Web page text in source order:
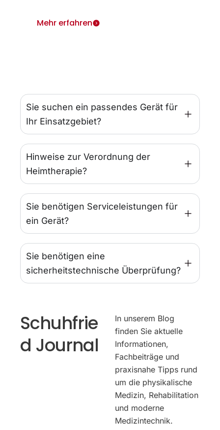
Sie suchen ein passendes Gerät für
Ihr Einsatzgebiet?
Hinweise zur Verordnung der
Heimtherapie?
Sie benötigen Serviceleistungen für
ein Gerät?
Sie benötigen eine
sicherheitstechnische Überprüfung?
Mehr erfahren
Schuhfrie
d Journal
In unserem Blog
finden Sie aktuelle
Informationen,
Fachbeiträge und
praxisnahe Tipps rund
um die physikalische
Medizin, Rehabilitation
und moderne
Medizintechnik.